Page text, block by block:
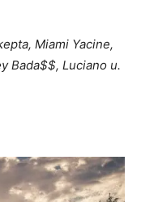
Miami Yacine,
Bada$$, Luciano u.